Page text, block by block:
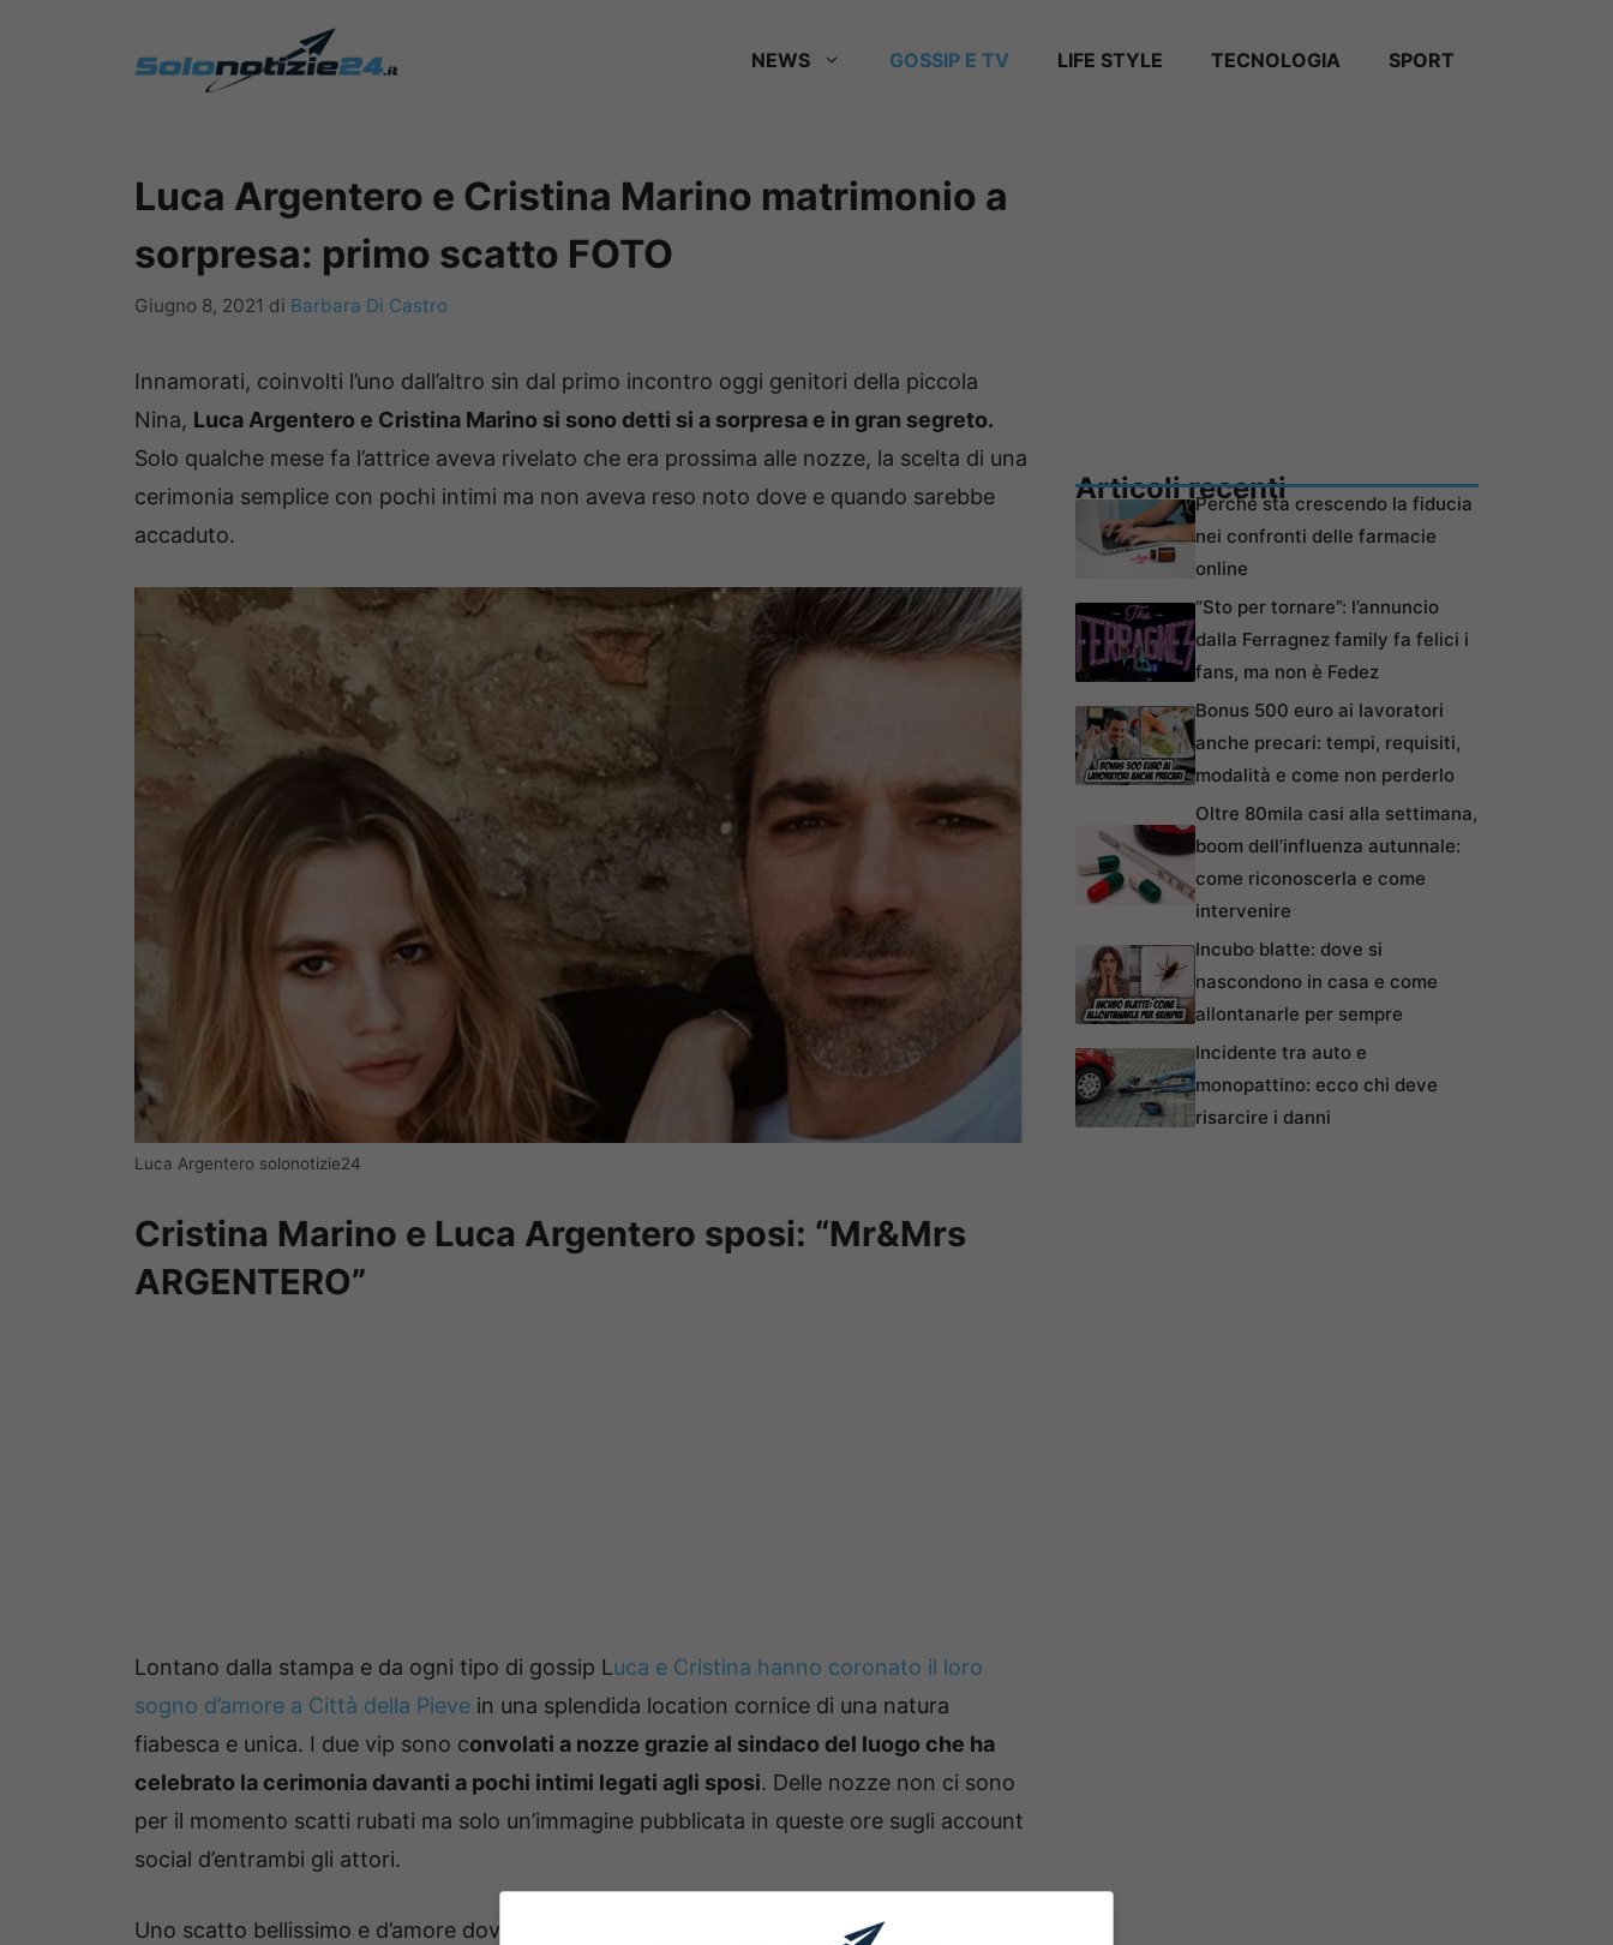
NEWS GOSSIP E TV LIFE STYLE TECNOLOGIA SPORT
Luca Argentero e Cristina Marino matrimonio a
sorpresa: primo scatto FOTO
Giugno 8, 2021 di Barbara Di Castro
Innamorati, coinvolti l’uno dall’altro sin dal primo incontro oggi genitori della piccola
Nina, Luca Argentero e Cristina Marino si sono detti si a sorpresa e in gran segreto.
Solo qualche mese fa l’attrice aveva rivelato che era prossima alle nozze, la scelta di una
cerimonia semplice con pochi intimi ma non aveva reso noto dove e quando sarebbe
accaduto.
Luca Argentero solonotizie24
Cristina Marino e Luca Argentero sposi: “Mr&Mrs
ARGENTERO”
Lontano dalla stampa e da ogni tipo di gossip Luca e Cristina hanno coronato il loro
sogno d’amore a Città della Pieve in una splendida location cornice di una natura
fiabesca e unica. I due vip sono convolati a nozze grazie al sindaco del luogo che ha
celebrato la cerimonia davanti a pochi intimi legati agli sposi. Delle nozze non ci sono
per il momento scatti rubati ma solo un’immagine pubblicata in queste ore sugli account
social d’entrambi gli attori.
Uno scatto bellissimo e d’amore dove
Cristina e Luca si prestano ad un bacio tenero
Articoli recentiPerché sta crescendo la fiducia
nei confronti delle farmacie
online
“Sto per tornare”: l’annuncio
dalla Ferragnez family fa felici i
fans, ma non è Fedez
Bonus 500 euro ai lavoratori
anche precari: tempi, requisiti,
modalità e come non perderlo
Oltre 80mila casi alla settimana,
boom dell’influenza autunnale:
come riconoscerla e come
intervenire
Incubo blatte: dove si
nascondono in casa e come
allontanarle per sempre
Incidente tra auto e
monopattino: ecco chi deve
risarcire i danni